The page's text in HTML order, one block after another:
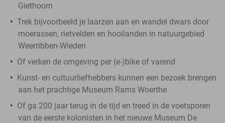
Giethoorn
Trek bijvoorbeeld je laarzen aan en wandel dwars door
moerassen, rietvelden en hooilanden in natuurgebied
Weerribben-Wieden
Of verken de omgeving per (e-)bike of varend
Kunst- en cultuurliefhebbers kunnen een bezoek brengen
aan het prachtige Museum Rams Woerthe
Of ga 200 jaar terug in de tijd en treed in de voetsporen
van de eerste kolonisten in het nieuwe Museum De